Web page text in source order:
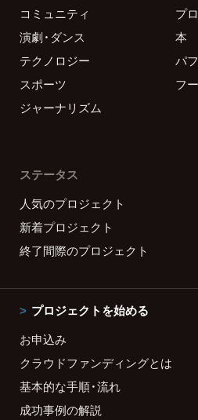
コミュニティ
プ
演劇・ダンス
本
テクノロジー
パ
スポーツ
フ
ジャーナリズム
ステータス
人気のプロジェクト
新着プロジェクト
終了間際のプロジェクト
プロジェクトを始める
お申込み
クラウドファンディングとは
基本的な手順・流れ
成功事例の解説